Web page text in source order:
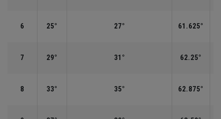
6 25° 27° 61.625°
7 29° 31° 62.25°
8 33° 35° 62.875°